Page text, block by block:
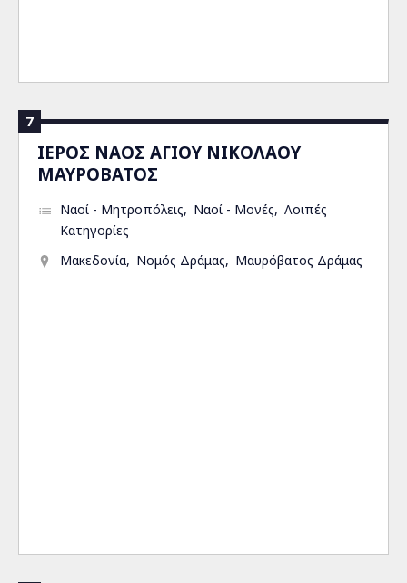
7
ΙΕΡΟΣ ΝΑΟΣ ΑΓΙΟΥ ΝΙΚΟΛΑΟΥ
ΜΑΥΡΟΒΑΤΟΣ
Ναοί - Μητροπόλεις Ναοί - Μονές
Λοιπές
Κατηγορίες
Μακεδονία
Νομός Δράμας Μαυρόβατος Δράμας